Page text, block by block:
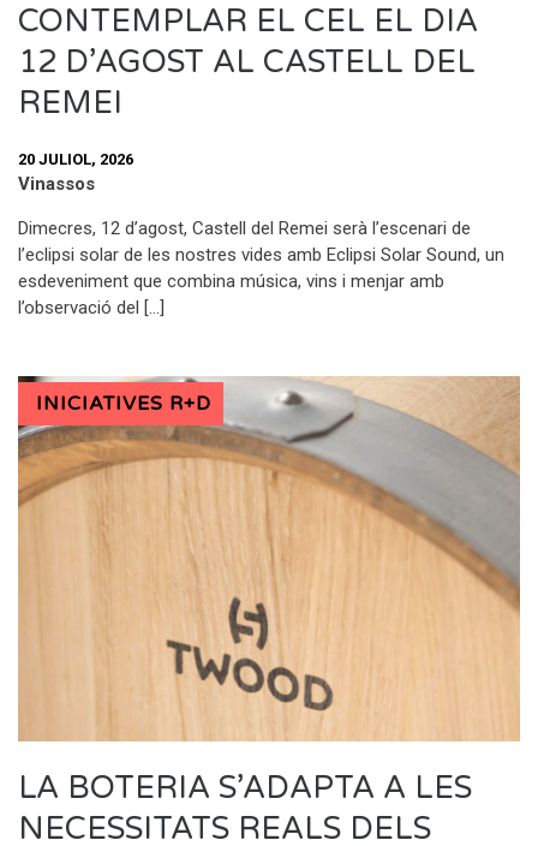
CONTEMPLAR EL CEL EL DIA
12 D’AGOST AL CASTELL DEL
REMEI
20 JULIOL, 2026
Vinassos
Dimecres, 12 d’agost, Castell del Remei serà l’escenari de
l’eclipsi solar de les nostres vides amb Eclipsi Solar Sound, un
esdeveniment que combina música, vins i menjar amb
l’observació del […]
INICIATIVES R+D
LA BOTERIA S’ADAPTA A LES
NECESSITATS REALS DELS